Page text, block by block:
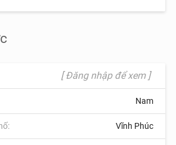
[ Đăng nhập để xem ]
Nam
Vĩnh Phúc